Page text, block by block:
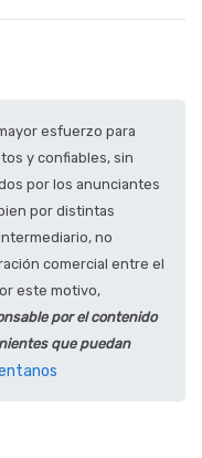
esfuerzo para
y confiables, sin
por los anunciantes
por distintas
no
comercial entre el
este motivo,
por el contenido
que puedan